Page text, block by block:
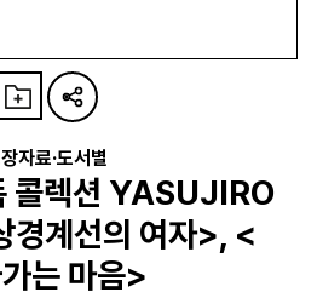
자료·도서별
콜렉션 YASUJIRO
계선의 여자>, <
는 마음>